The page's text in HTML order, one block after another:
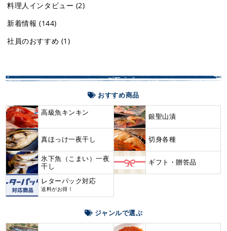
料理人インタビュー (2)
新着情報 (144)
社員のおすすめ (1)
おすすめ商品
高級魚キンキン 銀聖山漬
真ほっけ一夜干し 切身各種
氷下魚（こまい）一夜
干し
ギフト・贈答品
レターパック対応
送料がお得！
ジャンルで選ぶ